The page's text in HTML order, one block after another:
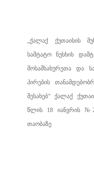
„ქალაქ ქუთაისის
საშტატო ნუსხის
მოსამსახურეთა და
პირების
შესახებ“ ქალაქ
წლის 18 იანვრის
თაობაზე